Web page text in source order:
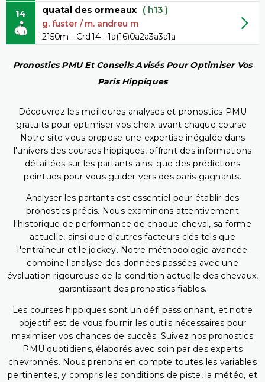
14 quatal des ormeaux ( h13 )
g. fuster / m. andreu m
2150m - Crd:14 - 1a(16)0a2a3a3a1a
Pronostics PMU Et Conseils Avisés Pour Optimiser Vos
Paris Hippiques
Découvrez les meilleures analyses et pronostics PMU
gratuits pour optimiser vos choix avant chaque course.
Notre site vous propose une expertise inégalée dans
l'univers des courses hippiques, offrant des informations
détaillées sur les partants ainsi que des prédictions
pointues pour vous guider vers des paris gagnants.
Analyser les partants est essentiel pour établir des
pronostics précis. Nous examinons attentivement
l'historique de performance de chaque cheval, sa forme
actuelle, ainsi que d'autres facteurs clés tels que
l'entraîneur et le jockey. Notre méthodologie avancée
combine l'analyse des données passées avec une
évaluation rigoureuse de la condition actuelle des chevaux,
garantissant des pronostics fiables.
Les courses hippiques sont un défi passionnant, et notre
objectif est de vous fournir les outils nécessaires pour
maximiser vos chances de succès. Suivez nos pronostics
PMU quotidiens, élaborés avec soin par des experts
chevronnés. Nous prenons en compte toutes les variables
pertinentes, y compris les conditions de piste, la météo, et